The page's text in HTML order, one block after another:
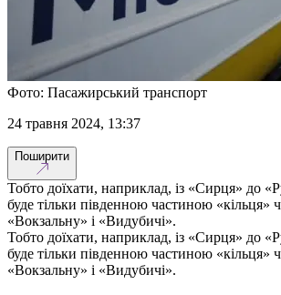
Фото: Пасажирський транспорт
24 травня 2024, 13:37
Поширити
Тобто доїхати, наприклад, із «Сирця» до
буде тільки південною частиною «кільця»
«Вокзальну» і «Видубичі».
Тобто доїхати, наприклад, із «Сирця» до
буде тільки південною частиною «кільця»
«Вокзальну» і «Видубичі».